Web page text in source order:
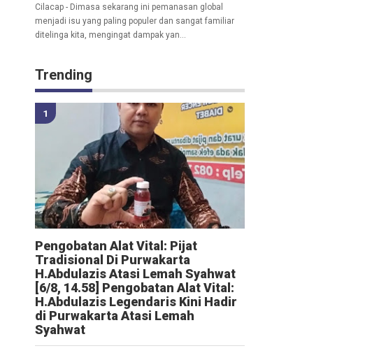
Cilacap - Dimasa sekarang ini pemanasan global
menjadi isu yang paling populer dan sangat familiar
ditelinga kita, mengingat dampak yan...
Trending
Pengobatan Alat Vital: Pijat
Tradisional Di Purwakarta
H.Abdulazis Atasi Lemah Syahwat
[6/8, 14.58] Pengobatan Alat Vital:
H.Abdulazis Legendaris Kini Hadir
di Purwakarta Atasi Lemah
Syahwat